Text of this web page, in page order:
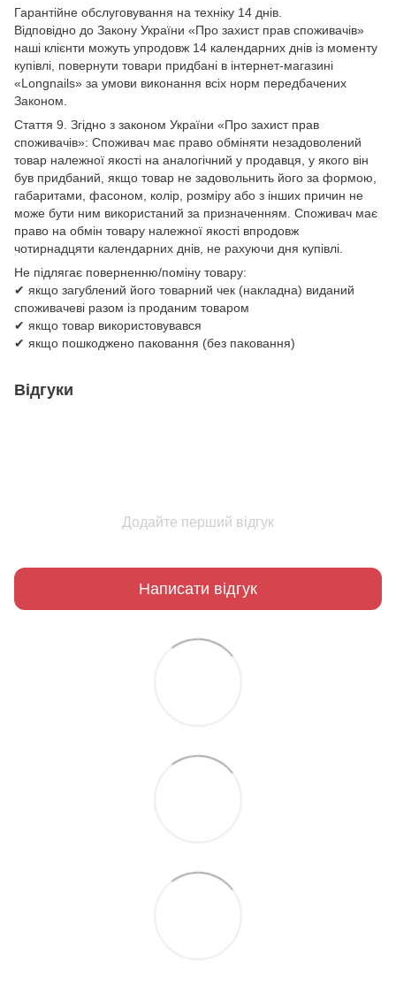
Гарантійне обслуговування на техніку 14 днів.
Відповідно до Закону України «Про захист прав споживачів»
наші клієнти можуть упродовж 14 календарних днів із моменту
купівлі, повернути товари придбані в інтернет-магазині
«Longnails» за умови виконання всіх норм передбачених
Законом.
Стаття 9. Згідно з законом України «Про захист прав
споживачів»: Споживач має право обміняти незадоволений
товар належної якості на аналогічний у продавця, у якого він
був придбаний, якщо товар не задовольнить його за формою,
габаритами, фасоном, колір, розміру або з інших причин не
може бути ним використаний за призначенням. Споживач має
право на обмін товару належної якості впродовж
чотирнадцяти календарних днів, не рахуючи дня купівлі.
Не підлягає поверненню/поміну товару:
✔ якщо загублений його товарний чек (накладна) виданий
споживачеві разом із проданим товаром
✔ якщо товар використовувався
✔ якщо пошкоджено паковання (без паковання)
Відгуки
Додайте перший відгук
Написати відгук